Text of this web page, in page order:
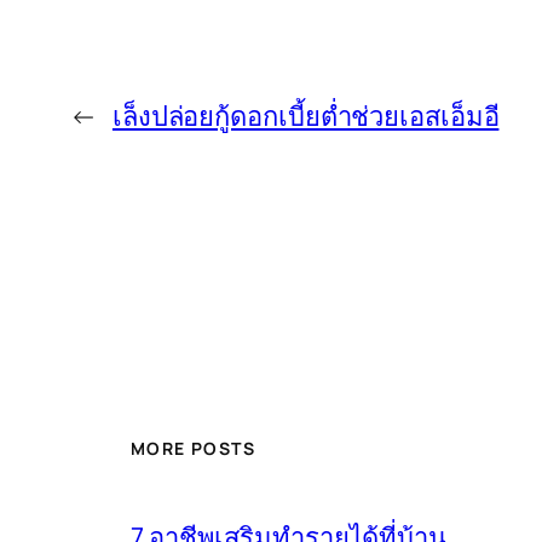
← เล็งปล่อยกู้ดอกเบี้ยต่ำช่วยเอสเอ็มอี
MORE POSTS